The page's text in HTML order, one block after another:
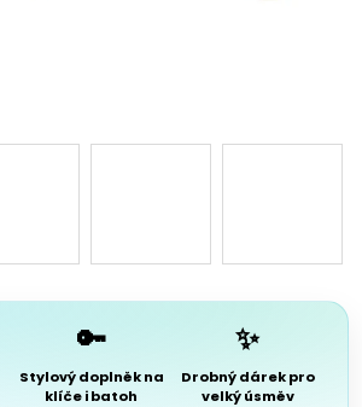
nás
Blog
🔑
Stylový doplněk na
klíče i batoh
✨
Drobný dárek pro
velký úsměv